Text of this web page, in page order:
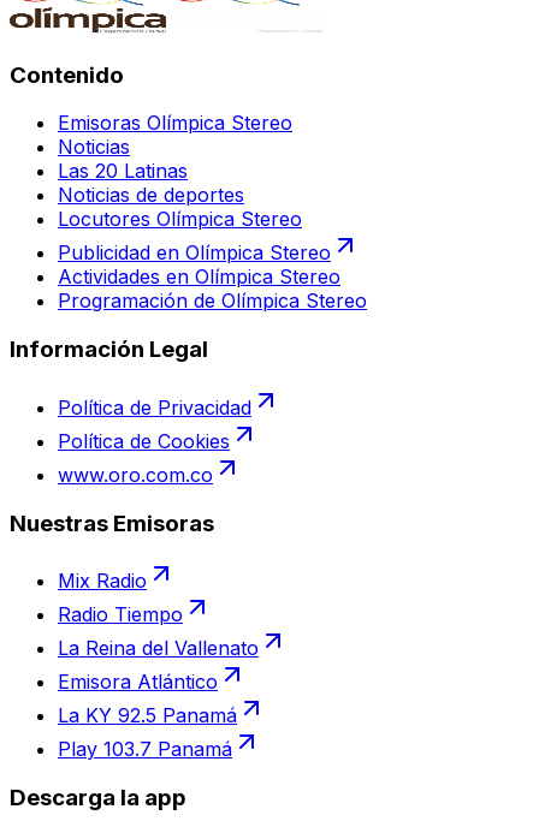
Contenido
Emisoras Olímpica Stereo
Noticias
Las 20 Latinas
Noticias de deportes
Locutores Olímpica Stereo
Publicidad en Olímpica Stereo
Actividades en Olímpica Stereo
Programación de Olímpica Stereo
Información Legal
Política de Privacidad
Política de Cookies
www.oro.com.co
Nuestras Emisoras
Mix Radio
Radio Tiempo
La Reina del Vallenato
Emisora Atlántico
La KY 92.5 Panamá
Play 103.7 Panamá
Descarga la app